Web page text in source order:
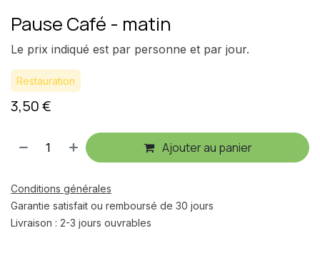
Pause Café - matin
Le prix indiqué est par personne et par jour.
Restauration
3,50€
Ajouter au panier
Conditions générales
Garantie satisfait ou remboursé de 30 jours
Livraison : 2-3 jours ouvrables